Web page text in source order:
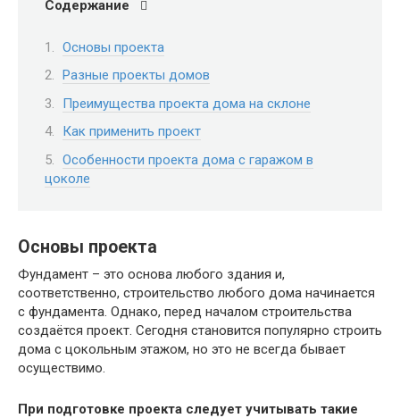
Содержание
Основы проекта
Разные проекты домов
Преимущества проекта дома на склоне
Как применить проект
Особенности проекта дома с гаражом в
цоколе
Основы проекта
Фундамент – это основа любого здания и,
соответственно, строительство любого дома начинается
с фундамента. Однако, перед началом строительства
создаётся проект. Сегодня становится популярно строить
дома с цокольным этажом, но это не всегда бывает
осуществимо.
При подготовке проекта следует учитывать такие